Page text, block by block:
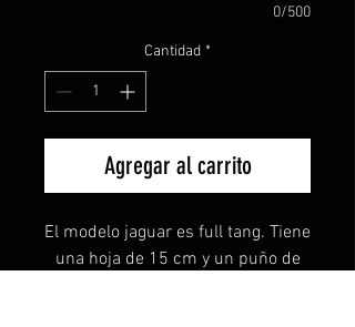
0/500
Cantidad *
Agregar al carrito
El modelo jaguar es full tang. Tiene
una hoja de 15 cm y un puño de